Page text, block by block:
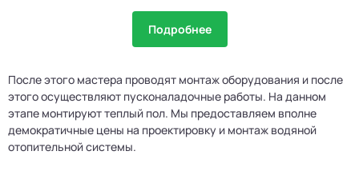
Подробнее
После этого мастера проводят монтаж оборудования и после
этого осуществляют пусконаладочные работы. На данном
этапе монтируют теплый пол. Мы предоставляем вполне
демократичные цены на проектировку и монтаж водяной
отопительной системы.